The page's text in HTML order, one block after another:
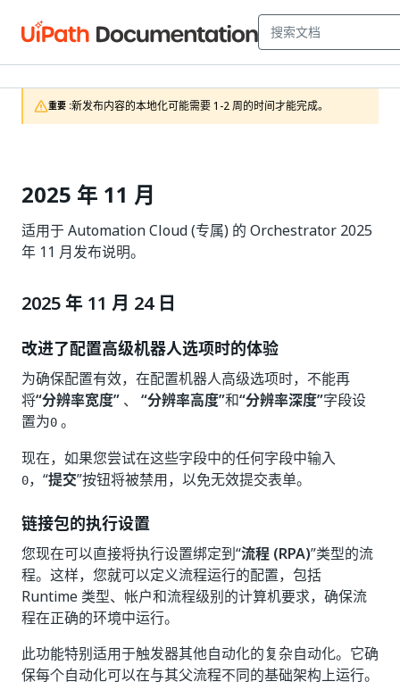
重要 :新发布内容的本地化可能需要 1-2 周的时间才能完成。
2025 年 11 月
适用于 Automation Cloud (专属) 的 Orchestrator 2025
年 11 月发布说明。
2025 年 11 月 24 日
改进了配置高级机器人选项时的体验
为确保配置有效，在配置机器人高级选项时，不能再
将“分辨率宽度” 、 “分辨率高度”和“分辨率深度”字段设
置为0 。
现在，如果您尝试在这些字段中的任何字段中输入
0，“提交”按钮将被禁用，以免无效提交表单。
链接包的执行设置
您现在可以直接将执行设置绑定到“流程 (RPA)”类型的流
程。这样，您就可以定义流程运行的配置，包括
Runtime 类型、帐户和流程级别的计算机要求，确保流
程在正确的环境中运行。
此功能特别适用于触发器其他自动化的复杂自动化。它确
保每个自动化可以在与其父流程不同的基础架构上运行。